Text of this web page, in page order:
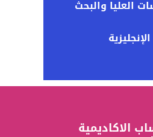
العليا والبحث
الاكاديمية